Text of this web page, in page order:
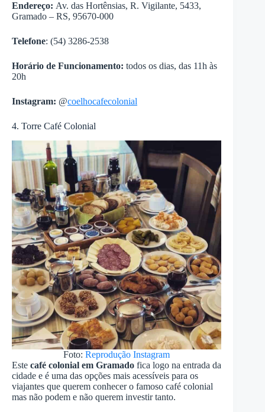
Endereço: Av. das Hortênsias, R. Vigilante, 5433,
Gramado – RS, 95670-000
Telefone: (54) 3286-2538
Horário de Funcionamento: todos os dias, das 11h às
20h
Instagram: @coelhocafecolonial
4. Torre Café Colonial
Foto:Reprodução Instagram
Este café colonial em Gramado fica logo na entrada da
cidade e é uma das opções mais acessíveis para os
viajantes que querem conhecer o famoso café colonial
mas não podem e não querem investir tanto.